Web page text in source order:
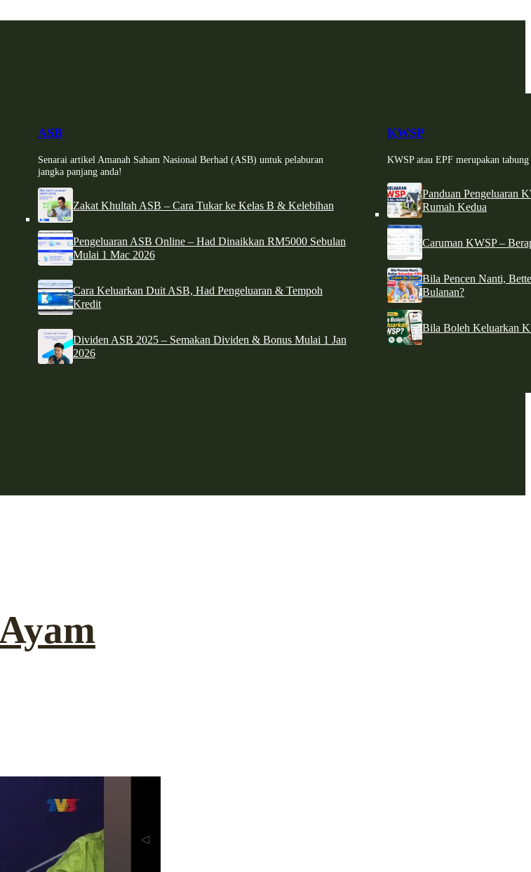
ASB
Senarai artikel Amanah Saham Nasional Berhad (ASB) untuk pelaburan
jangka panjang anda!
Zakat Khultah ASB – Cara Tukar ke Kelas B & Kelebihan
Pengeluaran ASB Online – Had Dinaikkan RM5000 Sebulan
Mulai 1 Mac 2026
Cara Keluarkan Duit ASB, Had Pengeluaran & Tempoh
Kredit
Dividen ASB 2025 – Semakan Dividen & Bonus Mulai 1 Jan
2026
KWSP
KWSP atau EPF merupakan
Panduan Pengeluaran
Rumah Kedua
Caruman KWSP –
Bila Pencen Nanti,
Bulanan?
Bila Boleh Keluarkan